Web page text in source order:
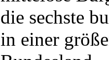
die sechste
in einer